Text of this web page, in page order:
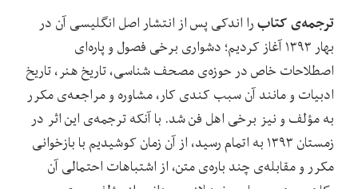
ترجمه‌ی کتابرا اندکی پس از انتشار اصل انگلیسی آن در
بهار ۱۳۹۳ آغاز کردیم؛ دشواری برخی فصول و پاره‌ای
اصطلاحات خاص در حوزه‌ی مصحف شناسی، تاریخ هنر، تاریخ
ادبیات و مانند آن سبب کندی کار، مشاوره‌ و مراجعه‌ی مکرر
به مؤلف و نیز برخی اهل فن شد. با آنکه ترجمه‌ی این اثر در
زمستان ۱۳۹۳ به اتمام رسید، از آن زمان کوشیدیم با بازخوانی
مکرر و مقابله‌ی چند باره‌ی متن، از اشتباهات احتمالی آن